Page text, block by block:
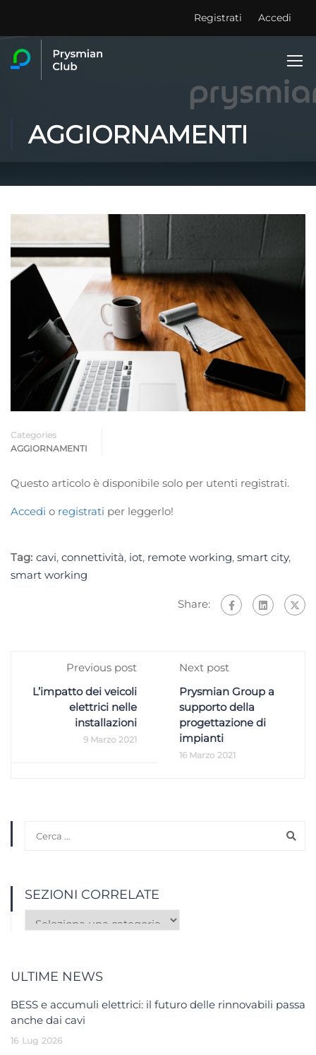
Registrati Accedi
AGGIORNAMENTI
Categories
AGGIORNAMENTI
Questo articolo è disponibile solo per utenti registrati.
Accedi o registrati per leggerlo!
Tag: cavi, connettività, iot, remote working, smart city,
smart working
Share:
Previous post
L’impatto dei veicoli
elettrici nelle
installazioni
9 Marzo 2021
Next post
Prysmian Group a
supporto della
progettazione di
impianti
16 Marzo 2021
SEZIONI CORRELATE
Sezioni
ULTIME NEWS
BESS e accumuli elettrici: il futuro delle rinnovabili passa
anche dai cavi
16 Lug 2026